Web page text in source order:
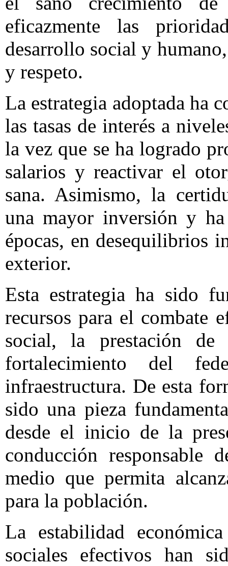
eficazmente las
desarrollo social y
y respeto.
La estrategia adoptada ha
las tasas de interés a
la vez que se ha logrado
salarios y reactivar el
sana. Asimismo, la
una mayor inversión y
épocas, en desequilibrios
exterior.
Esta estrategia ha sido
recursos para el combate
social, la prestación de
fortalecimiento del
infraestructura. De esta
sido una pieza
desde el inicio de la
conducción responsable
medio que permita
para la población.
La estabilidad
sociales efectivos han